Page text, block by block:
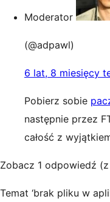
Moderator
(@adpawl)
6 lat, 8 miesięcy
Pobierz sobie
następnie przez
całość z
Zobacz 1 odpowiedź
Temat ‘brak pliku w